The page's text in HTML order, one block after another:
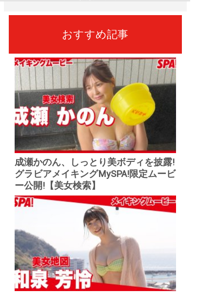
おすすめ記事
成瀬かのん、しっとり美ボディを披露!
グラビアメイキングMySPA!限定ムービ
ー公開!【美女検索】